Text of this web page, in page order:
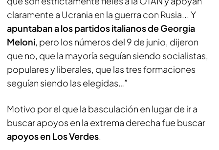
claramente a Ucrania en la guerra con Rusia... Y
apuntaban a los partidos italianos de Georgia
Meloni, pero los números del 9 de junio, dijeron
que no, que la mayoría seguían siendo socialistas,
populares y liberales, que las tres formaciones
seguían siendo las elegidas…”
Motivo por el que la basculación en lugar de ir a
buscar apoyos en la extrema derecha fue buscar
apoyos en Los Verdes.